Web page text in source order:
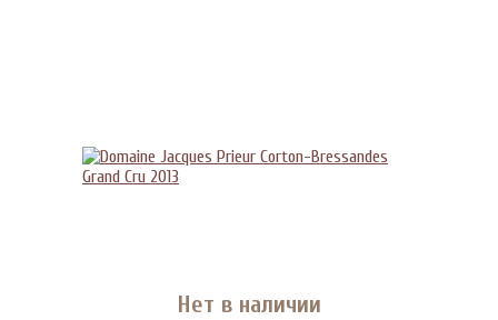
Нет в наличии